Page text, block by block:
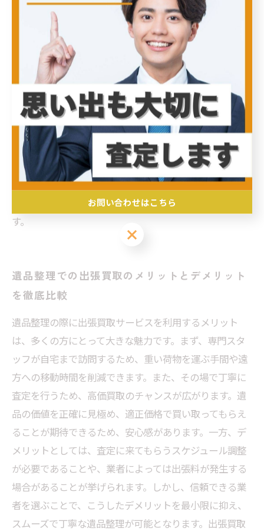
その場で遺品の査定・買取を行うため、遺族の負担を大
幅に軽減します。まずは信頼できる業者を選び、査定の
際には品物の状態や価値を正確に伝えることが重要で
す。また、スタッフの対応が丁寧であることも安心して
任せられるポイントです。買取価格に納得がいかない場
合は複数業者に相談し、相場を把握すると良いでしょ
う。さらに、遺品の中には思い出深い品も多いため、無
理に全てを手放すのではなく、必要なものは残しておく
ことも大切です。出張買取を活用することで、遠方への
移動や店舗訪問の負担なくスムーズに遺品整理が進み、
大切な品々を適正に評価してもらえる安心感が得られま
す。
遺品整理での出張買取のメリットとデメリット
を徹底比較
遺品整理の際に出張買取サービスを利用するメリット
は、多くの方にとって大きな魅力です。まず、専門スタ
ッフが自宅まで訪問するため、重い荷物を運ぶ手間や遠
方への移動時間を削減できます。また、その場で丁寧に
査定を行うため、高価買取のチャンスが広がります。遺
品の価値を正確に見極め、適正価格で買い取ってもらえ
ることが期待できるため、安心感があります。一方、デ
メリットとしては、査定に来てもらうスケジュール調整
が必要であることや、業者によっては出張料が発生する
場合があることが挙げられます。しかし、信頼できる業
者を選ぶことで、こうしたデメリットを最小限に抑え、
スムーズで丁寧な遺品整理が可能となります。出張買取
お問い合わせはこちら
お問い合わせはこちら